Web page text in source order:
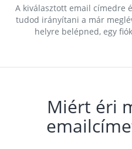
A kiválasztott email címedre
tudod irányítani a már
helyre belépned, egy
Miért éri